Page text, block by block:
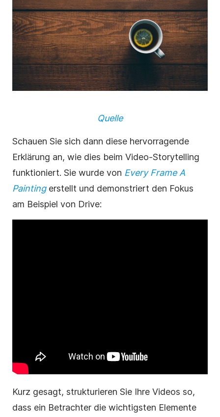
Quelle
Schauen Sie sich dann diese hervorragende
Erklärung an, wie dies beim Video-Storytelling
funktioniert. Sie wurde von Every Frame A
Paintingerstellt und demonstriert den Fokus
am Beispiel von Drive:
Kurz gesagt, strukturieren Sie Ihre Videos so,
dass ein Betrachter die wichtigsten Elemente